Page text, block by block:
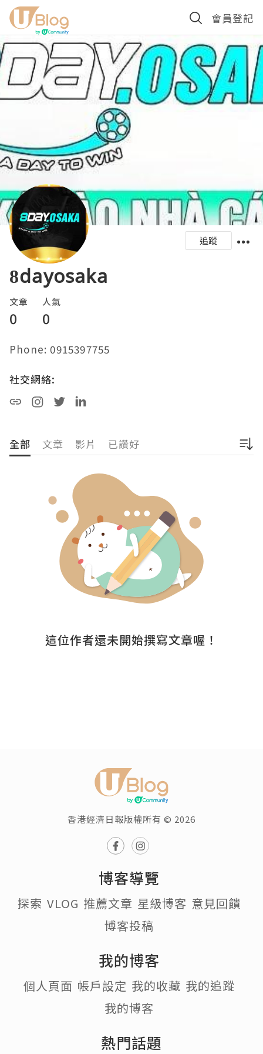
會員登記
追蹤
8dayosaka
文章
0
人氣
0
Phone: 0915397755
社交網絡:
全部 文章 影片 已讚好
這位作者還未開始撰寫文章喔！
香港經濟日報版權所有 © 2026
博客導覽
探索 VLOG 推薦文章 星級博客 意見回饋
博客投稿
我的博客
個人頁面 帳戶設定 我的收藏 我的追蹤
我的博客
熱門話題